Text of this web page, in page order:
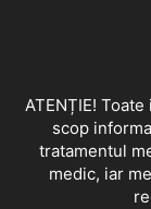
ATENȚIE!
scop
tratamentul
medic, iar